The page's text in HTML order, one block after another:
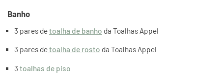
Banho
3 pares detoalha de banho da Toalhas Appel
3 pares detoalha de rosto da Toalhas Appel
3 toalhas de piso